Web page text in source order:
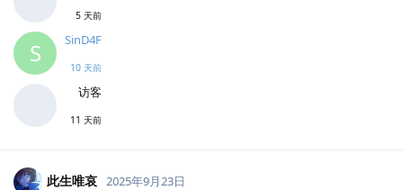
5 天前
S SinD4F
10 天前
访客
11 天前
此生唯哀 2025年9月23日